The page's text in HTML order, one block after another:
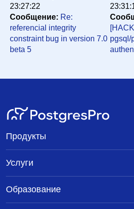
23:27:22
Сообщение: Re:
referencial integrity
constraint bug in version 7.0
beta 5
pgsql/
Продукты
Услуги
Образование